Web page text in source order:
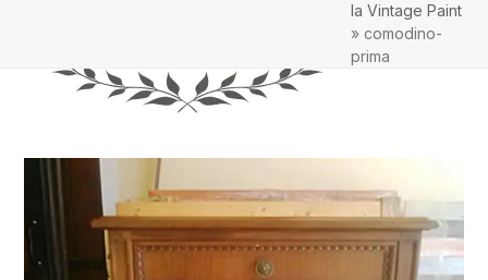
la Vintage Paint
» comodino-
prima